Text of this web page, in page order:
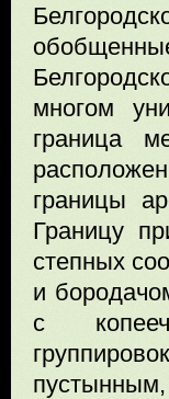
многом
граница
границы
Границу
степных
и
с